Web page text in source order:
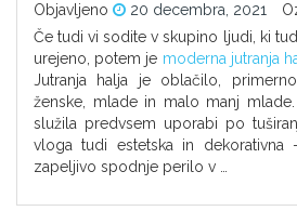
Objavljeno 20 decembra, 2021
Če tudi vi sodite v skupino ljudi, ki
urejeno, potem je moderna jutranja
Jutranja halja je oblačilo,
ženske, mlade in malo manj
služila predvsem uporabi po
vloga tudi estetska in
zapeljivo spodnje perilo v …